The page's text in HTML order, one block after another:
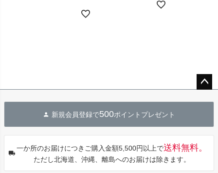
へ
新規会員登録で500ポイントプレゼント
一か所のお届けにつきご購入金額5,500円以上で送料無料。
ただし北海道、沖縄、離島へのお届けは除きます。